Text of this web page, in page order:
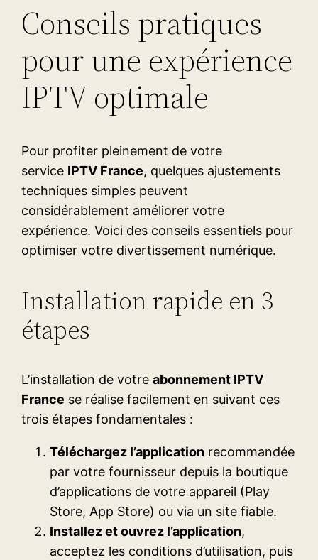
Conseils pratiques
pour une expérience
IPTV optimale
Pour profiter pleinement de votre
service IPTV France, quelques ajustements
techniques simples peuvent
considérablement améliorer votre
expérience. Voici des conseils essentiels pour
optimiser votre divertissement numérique.
Installation rapide en 3
étapes
L’installation de votreabonnement IPTV
France se réalise facilement en suivant ces
trois étapes fondamentales :
Téléchargez l’application recommandée
par votre fournisseur depuis la boutique
d’applications de votre appareil (Play
Store, App Store) ou via un site fiable.
Installez et ouvrez l’application,
acceptez les conditions d’utilisation, puis